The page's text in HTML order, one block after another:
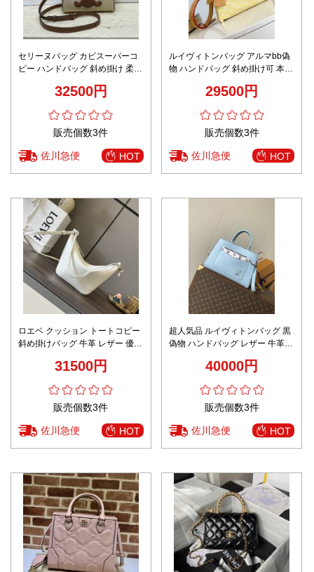
セリーヌバッグ カビスーパーコ
ピー ハンドバッグ 斜め掛け 柔軟
32500円
販売個数3件
佐川急便 HOT
ルイヴィトンバッグ アルマbb偽
物 ハンドバッグ 斜め掛け可 本革
29500円
販売個数3件
佐川急便 HOT
ロエベ クッション トートコピー
斜め掛けバッグ 牛革 レザー 優雅
31500円
販売個数3件
佐川急便 HOT
超人気品 ルイヴィトンバッグ 黒
偽物 ハンドバッグ レザー 牛革
40000円
販売個数3件
佐川急便 HOT